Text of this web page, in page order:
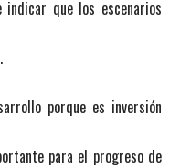
indicar que los escenarios
porque es inversión
para el progreso de